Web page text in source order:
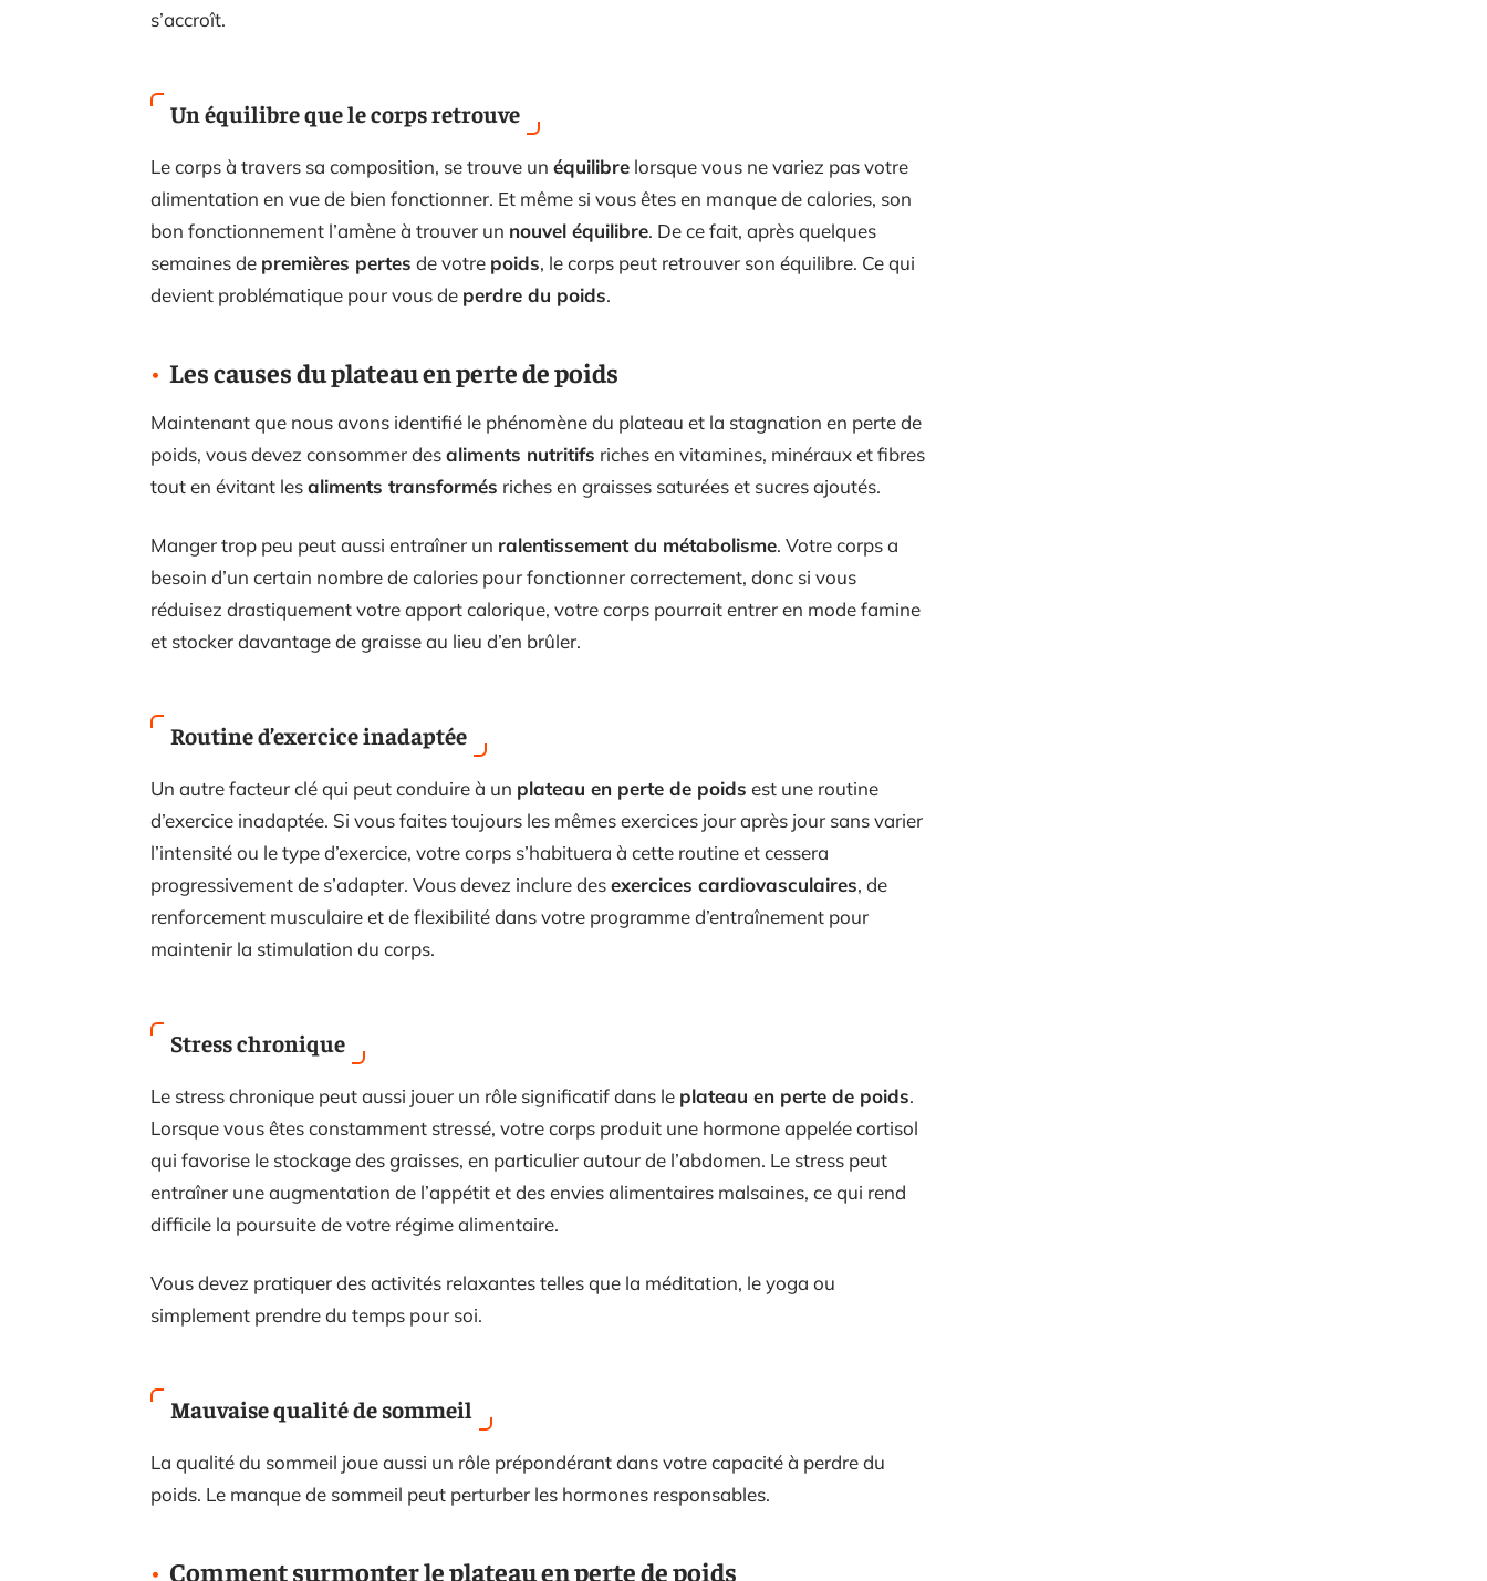
s’accroît.
Un équilibre que le corps retrouve
Le corps à travers sa composition, se trouve un équilibre lorsque vous ne variez pas votre
alimentation en vue de bien fonctionner. Et même si vous êtes en manque de calories, son
bon fonctionnement l’amène à trouver un nouvel équilibre. De ce fait, après quelques
semaines de premières pertes de votre poids, le corps peut retrouver son équilibre. Ce qui
devient problématique pour vous de perdre du poids.
Les causes du plateau en perte de poids
Maintenant que nous avons identifié le phénomène du plateau et la stagnation en perte de
poids, vous devez consommer desaliments nutritifs riches en vitamines, minéraux et fibres
tout en évitant lesaliments transformés riches en graisses saturées et sucres ajoutés.
Manger trop peu peut aussi entraîner un ralentissement du métabolisme. Votre corps a
besoin d’un certain nombre de calories pour fonctionner correctement, donc si vous
réduisez drastiquement votre apport calorique, votre corps pourrait entrer en mode famine
et stocker davantage de graisse au lieu d’en brûler.
Routine d’exercice inadaptée
Un autre facteur clé qui peut conduire à un plateau en perte de poids est une routine
d’exercice inadaptée. Si vous faites toujours les mêmes exercices jour après jour sans varier
l’intensité ou le type d’exercice, votre corps s’habituera à cette routine et cessera
progressivement de s’adapter. Vous devez inclure desexercices cardiovasculaires, de
renforcement musculaire et de flexibilité dans votre programme d’entraînement pour
maintenir la stimulation du corps.
Stress chronique
Le stress chronique peut aussi jouer un rôle significatif dans le plateau en perte de poids.
Lorsque vous êtes constamment stressé, votre corps produit une hormone appelée cortisol
qui favorise le stockage des graisses, en particulier autour de l’abdomen. Le stress peut
entraîner une augmentation de l’appétit et des envies alimentaires malsaines, ce qui rend
difficile la poursuite de votre régime alimentaire.
Vous devez pratiquer des activités relaxantes telles que la méditation, le yoga ou
simplement prendre du temps pour soi.
Mauvaise qualité de sommeil
La qualité du sommeil joue aussi un rôle prépondérant dans votre capacité à perdre du
poids. Le manque de sommeil peut perturber les hormones responsables.
Comment surmonter le plateau en perte de poids